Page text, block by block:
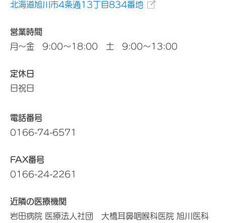
北海道旭川市4条通13丁目834番地
営業時間
月～金 9:00～18:00 土 9:00～13:00
定休日
日祝日
電話番号
0166-74-6571
FAX番号
0166-24-2261
近隣の医療機関
岩田病院 医療法人社団 大橋耳鼻咽喉科医院 旭川医科